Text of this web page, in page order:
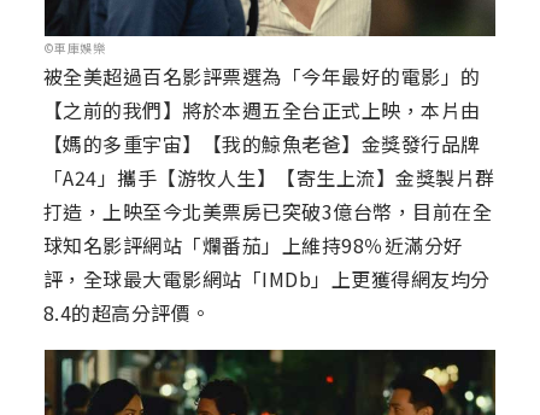
©車庫娛樂
被全美超過百名影評票選為「今年最好的電影」的
【之前的我們】將於本週五全台正式上映，本片由
【媽的多重宇宙】【我的鯨魚老爸】金獎發行品牌
「A24」攜手【游牧人生】【寄生上流】金獎製片群
打造，上映至今北美票房已突破3億台幣，目前在全
球知名影評網站「爛番茄」上維持98％近滿分好
評，全球最大電影網站「IMDb」上更獲得網友均分
8.4的超高分評價。